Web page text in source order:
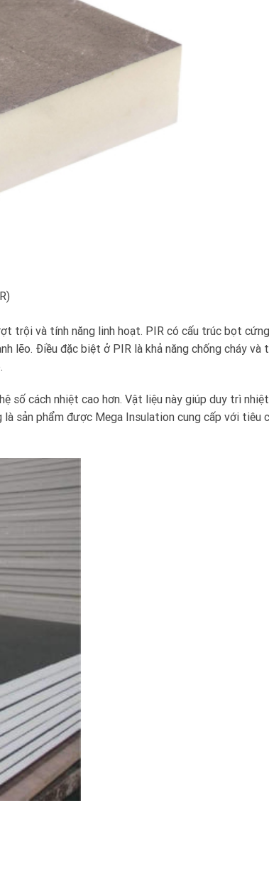
trội và tính năng linh hoạt. PIR có cấu trúc bọt
lẽo. Điều đặc biệt ở PIR là khả năng chống cháy và
số cách nhiệt cao hơn. Vật liệu này giúp duy trì
sản phẩm được Mega Insulation cung cấp với tiêu